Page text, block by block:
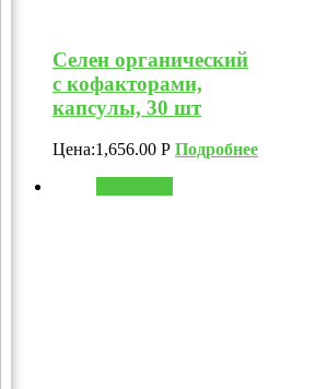
Селен органический
с кофакторами,
капсулы, 30 шт
Цена:1,656.00 Р Подробнее